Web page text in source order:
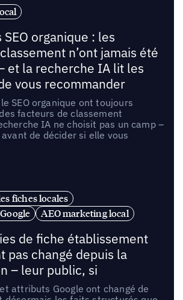
SEO organique : les
n’ont jamais été
et la recherche IA lit les
vous recommander
SEO organique ont toujours
facteurs de classement
IA ne choisit pas un camp –
de décider si elle vous
fiches locales
AEO marketing local
de fiche établissement
pas changé depuis la
– leur public, si
attributs Google ont changé de